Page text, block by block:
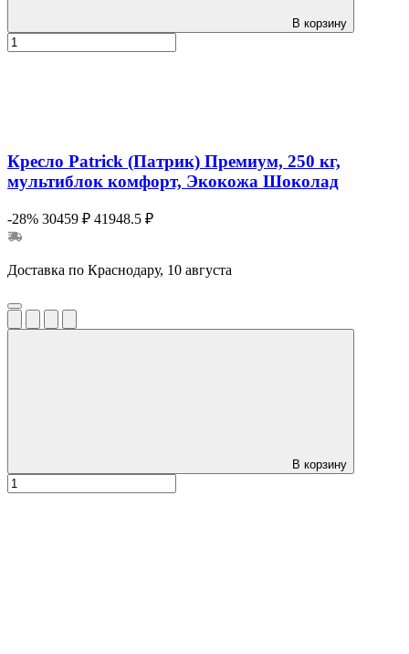
В корзину
Кресло Patrick (Патрик) Премиум, 250 кг,
мультиблок комфорт, Экокожа Шоколад
-28% 30459 ₽ 41948.5 ₽
Доставка по Краснодару, 10 августа
В корзину